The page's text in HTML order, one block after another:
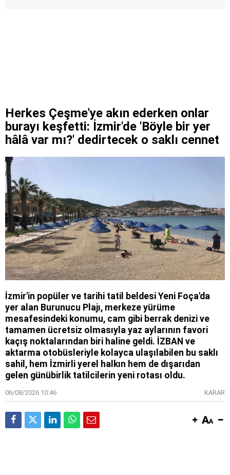
Herkes Çeşme'ye akın ederken onlar
burayı keşfetti: İzmir'de 'Böyle bir yer
hâlâ var mı?' dedirtecek o saklı cennet
İzmir'in popüler ve tarihi tatil beldesi Yeni Foça'da
yer alan Burunucu Plajı, merkeze yürüme
mesafesindeki konumu, cam gibi berrak denizi ve
tamamen ücretsiz olmasıyla yaz aylarının favori
kaçış noktalarından biri haline geldi. İZBAN ve
aktarma otobüsleriyle kolayca ulaşılabilen bu saklı
sahil, hem İzmirli yerel halkın hem de dışarıdan
gelen günübirlik tatilcilerin yeni rotası oldu.
06/08/2026 10:46 KARAR